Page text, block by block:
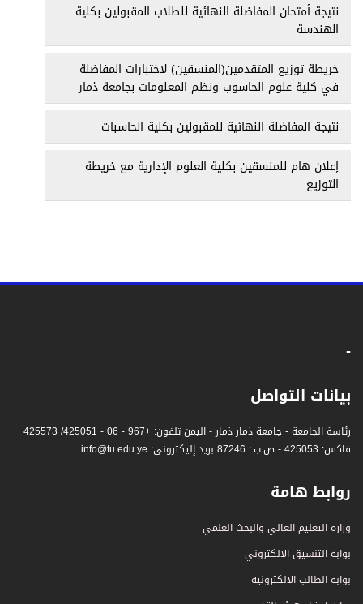
نتيجة أمتحان المفاضلة النهائية للطلاب المقبولين بكلية
الهندسة
خريطة توزيع المتقدمين(المنسقين) لاختبارات المفاضلة
في كلية علوم الحاسوب ونظم المعلومات بجامعة ذمار
نتيجة المفاضلة النهائية للمقبولين بكلية الحاسبات
إعلان هام للمنسقين بكلية العلوم الإدارية مع خريطة
التوزيع
-
بيانات التواصل
رئاسة الجامعة - جامعة ذمار ذمار - اليمن تلفون: +967 - 06 - 425051/ 425573
فاكس: 425053 - ص.ب.: 87246 بريد إليكتروني: info@tu.edu.ye
روابط هامة
وزارة التعليم العالي والبحث العلمي
بوابة التنسيق الالكتروني
بوابة الطالب الالكترونية